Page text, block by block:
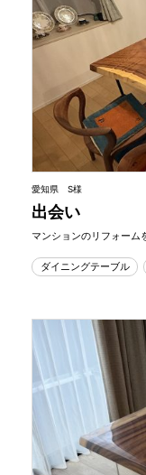
愛知県 S様
出会い
マンションのリフォーム
ダイニングテーブル